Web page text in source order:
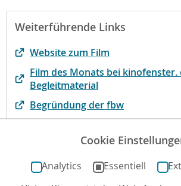
Weiterführende Links
Website zum Film
Film des Monats bei kinofenster.
Begleitmaterial
Begründung der fbw
Der Film bei filmportal.de
Cookie
Analytics Essentiell